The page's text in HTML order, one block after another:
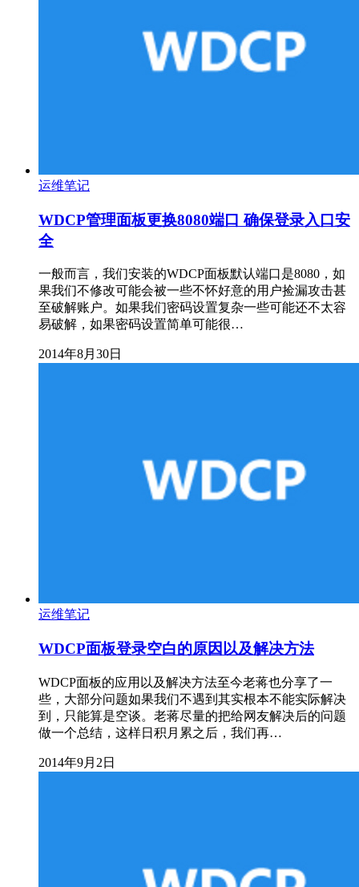
运维笔记
WDCP管理面板更换8080端口 确保登录入口安
全
一般而言，我们安装的WDCP面板默认端口是8080，如
果我们不修改可能会被一些不怀好意的用户捡漏攻击甚
至破解账户。如果我们密码设置复杂一些可能还不太容
易破解，如果密码设置简单可能很…
2014年8月30日
运维笔记
WDCP面板登录空白的原因以及解决方法
WDCP面板的应用以及解决方法至今老蒋也分享了一
些，大部分问题如果我们不遇到其实根本不能实际解决
到，只能算是空谈。老蒋尽量的把给网友解决后的问题
做一个总结，这样日积月累之后，我们再…
2014年9月2日